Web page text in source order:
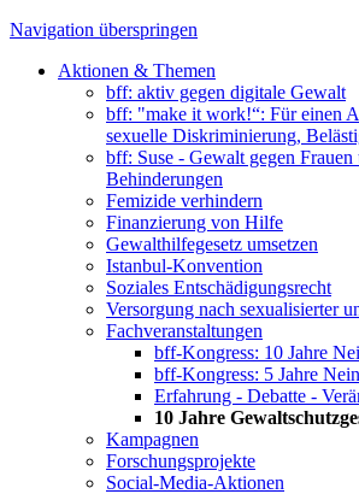
Navigation überspringen
Aktionen & Themen
bff: aktiv gegen digitale Gewalt
bff: "make it work!“: Für einen
sexuelle Diskriminierung,
bff: Suse - Gewalt gegen
Behinderungen
Femizide verhindern
Finanzierung von Hilfe
Gewalthilfegesetz umsetzen
Istanbul-Konvention
Soziales Entschädigungsrecht
Versorgung nach sexualisierter
Fachveranstaltungen
bff-Kongress: 10 Jahre
bff-Kongress: 5 Jahre
Erfahrung - Debatte -
10 Jahre
Kampagnen
Forschungsprojekte
Social-Media-Aktionen